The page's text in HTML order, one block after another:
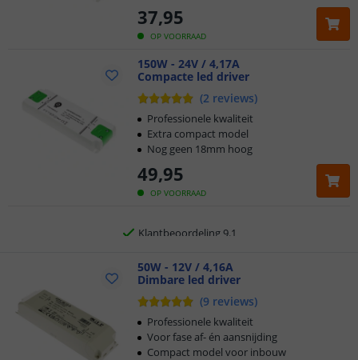
OP VOORRAAD
37,95
150W - 24V / 4,17A
Compacte led driver
(2 reviews)
OP VOORRAAD
49,95
Professionele kwaliteit
Extra compact model
Nog geen 18mm hoog
Klantbeoordeling 9.1
Voor 23:45 uur besteld,morgen in huis
5 jaar garantie
Gratis verzending vanaf € 20,-
Klantbeoordeling 9.1
Voor 23:45 uur besteld,morgen in huis
50W - 12V / 4,16A
Dimbare led driver
(9 reviews)
Professionele kwaliteit
Voor fase af- én aansnijding
Compact model voor inbouw